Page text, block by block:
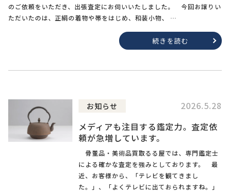
のご依頼をいただき、出張査定にお伺いいたしました。 今回お譲りい
ただいたのは、正絹の着物や帯をはじめ、和装小物、 …
続きを読む
お知らせ
2026.5.28
メディアも注目する鑑定力。査定依
頼が急増しています。
骨董品・美術品買取るる屋では、専門鑑定士
による確かな査定を強みとしております。 最
近、お客様から、「テレビを観てきまし
た。」、「よくテレビに出ておられますね。」